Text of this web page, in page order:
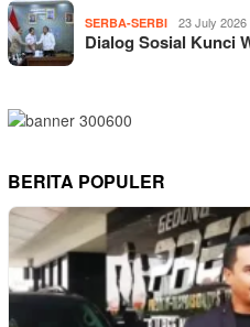
SERBA-SERBI 23 July 2026
Dialog Sosial Kunci
BERITA POPULER